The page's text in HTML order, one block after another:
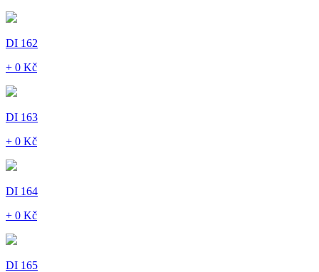
DI 162
+ 0 Kč
DI 163
+ 0 Kč
DI 164
+ 0 Kč
DI 165